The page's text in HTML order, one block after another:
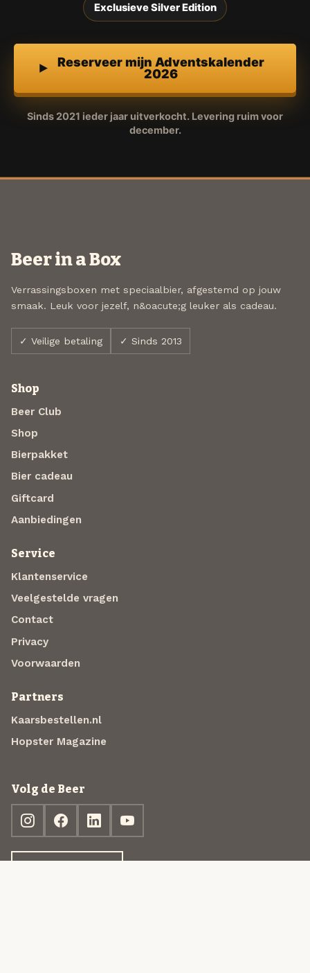
Exclusieve Silver Edition
Reserveer mijn Adventskalender
2026
Sinds 2021 ieder jaar uitverkocht. Levering ruim voor
december.
Beer in a Box
Verrassingsboxen met speciaalbier, afgestemd op jouw
smaak. Leuk voor jezelf, n&oacute;g leuker als cadeau.
✓ Veilige betaling ✓ Sinds 2013
Shop
Beer Club
Shop
Bierpakket
Bier cadeau
Giftcard
Aanbiedingen
Service
Klantenservice
Veelgestelde vragen
Contact
Privacy
Voorwaarden
Partners
Kaarsbestellen.nl
Hopster Magazine
Volg de Beer